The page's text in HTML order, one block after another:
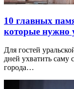
10 главных
которые нужно
Для гостей
дней ухватить саму
города…